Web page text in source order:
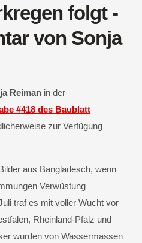
folgt -
von Sonja
Reiman in der
#418 des Baublatt
zur Verfügung
aus Bangladesch, wenn
Verwüstung
traf es mit voller Wucht vor
Rheinland-Pfalz und
wurden von Wassermassen